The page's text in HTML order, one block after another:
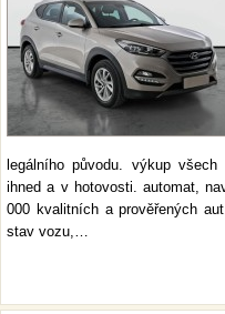
legálního původu. výkup
ihned a v hotovosti. automat,
000 kvalitních a prověřených
stav vozu,…